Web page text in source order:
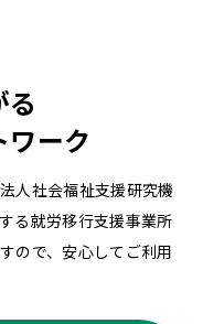
ーク
人社会福祉支援研究機
る就労移行支援事業所
ので、安心してご利用